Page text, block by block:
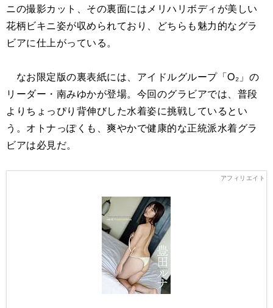
ニの撮影カット、その裏面にはメリハリボディが美しい
花柄ビキニ姿が収められており、どちらも魅力的なグラ
ビアに仕上がっている。
なお限定版の裏表紙には、アイドルグループ「O₂」の
リーダー・南みゆかが登場。今回のグラビアでは、普段
よりちょっぴり背伸びした水着姿に挑戦しているとい
う。オトナっぽくも、爽やかで健康的な正統派水着グラ
ビアは必見だ。